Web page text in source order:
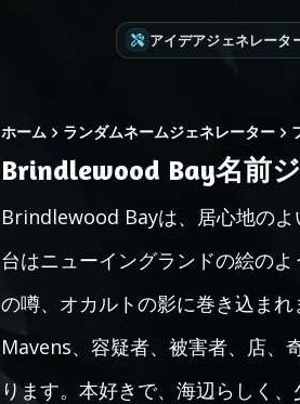
アイデアジェネレータ
ホーム ランダムネームジェネレーター
Brindlewood Bay名前
Brindlewood Bayは、居心地のよ
台はニューイングランドの絵の
の噂、オカルトの影に巻き込ま
Mavens、容疑者、被害者、店、
ります。本好きで、海辺らしく